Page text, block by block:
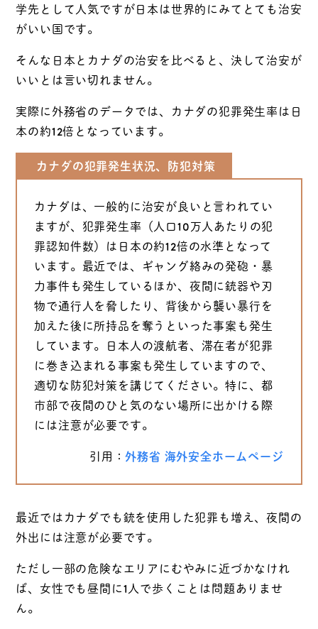
学先として人気ですが日本は世界的にみてとても治安
がいい国です。
そんな日本とカナダの治安を比べると、決して治安が
いいとは言い切れません。
実際に外務省のデータでは、カナダの犯罪発生率は日
本の約12倍となっています。
カナダの犯罪発生状況、防犯対策
カナダは、一般的に治安が良いと言われてい
ますが、犯罪発生率（人口10万人あたりの犯
罪認知件数）は日本の約12倍の水準となって
います。最近では、ギャング絡みの発砲・暴
力事件も発生しているほか、夜間に銃器や刃
物で通行人を脅したり、背後から襲い暴行を
加えた後に所持品を奪うといった事案も発生
しています。日本人の渡航者、滞在者が犯罪
に巻き込まれる事案も発生していますので、
適切な防犯対策を講じてください。特に、都
市部で夜間のひと気のない場所に出かける際
には注意が必要です。
引用：外務省 海外安全ホームページ
最近ではカナダでも銃を使用した犯罪も増え、夜間の
外出には注意が必要です。
ただし一部の危険なエリアにむやみに近づかなけれ
ば、女性でも昼間に1人で歩くことは問題ありませ
ん。